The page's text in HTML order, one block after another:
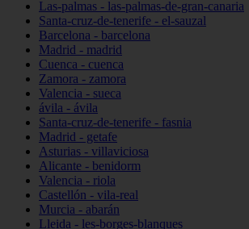
Las-palmas - las-palmas-de-gran-canaria
Santa-cruz-de-tenerife - el-sauzal
Barcelona - barcelona
Madrid - madrid
Cuenca - cuenca
Zamora - zamora
Valencia - sueca
ávila - ávila
Santa-cruz-de-tenerife - fasnia
Madrid - getafe
Asturias - villaviciosa
Alicante - benidorm
Valencia - riola
Castellón - vila-real
Murcia - abarán
Lleida - les-borges-blanques